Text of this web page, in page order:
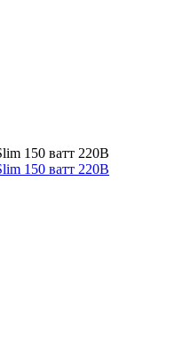
150 ватт 220В